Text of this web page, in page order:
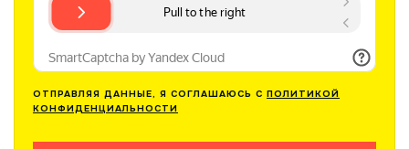
ОТПРАВЛЯЯ ДАННЫЕ, Я СОГЛАШАЮСЬ С ПОЛИТИКОЙ
КОНФИДЕНЦИАЛЬНОСТИ